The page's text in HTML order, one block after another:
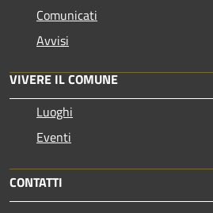
Comunicati
Avvisi
VIVERE IL COMUNE
Luoghi
Eventi
CONTATTI